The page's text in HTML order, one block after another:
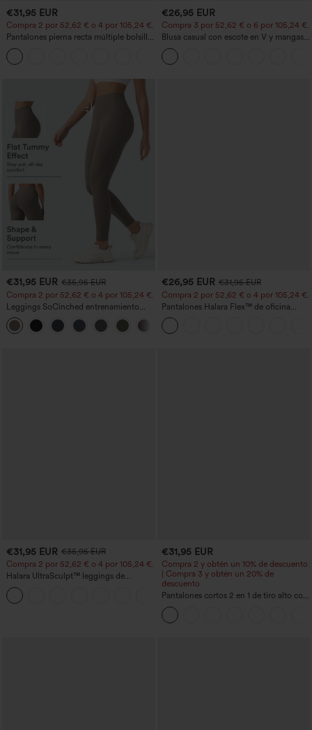
€31,95 EUR
Compra 2 por 52,62 € o 4 por 105,24 €.
Pantalones pierna recta múltiple bolsillo
botón tiro alto
€26,95 EUR
Compra 3 por 52,62 € o 6 por 105,24 €.
Blusa casual con escote en V y mangas
cortas abullonadas
€31,95 EUR €35,95 EUR
Compra 2 por 52,62 € o 4 por 105,24 €.
Leggings SoCinched entrenamiento
moldeador abdomen bolsillo lateral tiro
alto
€26,95 EUR €31,95 EUR
Compra 2 por 52,62 € o 4 por 105,24 €.
Pantalones Halara Flex™ de oficina
anchos plisados de tiro alto con bolsillos
en tela tipo gofre
€31,95 EUR €35,95 EUR
Compra 2 por 52,62 € o 4 por 105,24 €.
Halara UltraSculpt™ leggings de
entrenamiento de cintura alta
moldeadores, con efecto levantamiento
de glúteos, control de abdomen y
+15
€31,95 EUR
Compra 2 y obtén un 10% de descuento
| Compra 3 y obtén un 20% de
descuento
Pantalones cortos 2 en 1 de tiro alto con
bolsillo interior y trasero